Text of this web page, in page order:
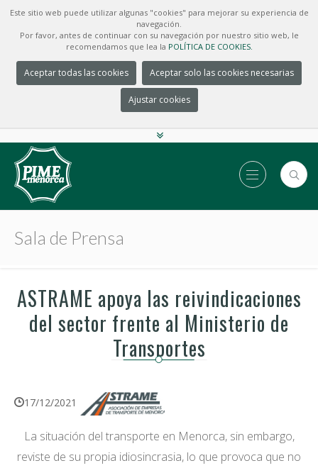
Este sitio web puede utilizar algunas "cookies" para mejorar su experiencia de
navegación.
Por favor, antes de continuar con su navegación por nuestro sitio web, le
recomendamos que lea la POLÍTICA DE COOKIES.
Aceptar todas las cookies Aceptar solo las cookies necesarias
Ajustar cookies
Sala de Prensa
ASTRAME apoya las reivindicaciones
del sector frente al Ministerio de
Transportes
17/12/2021
La situación del transporte en Menorca, sin embargo,
reviste de su propia idiosincrasia, lo que provoca que no